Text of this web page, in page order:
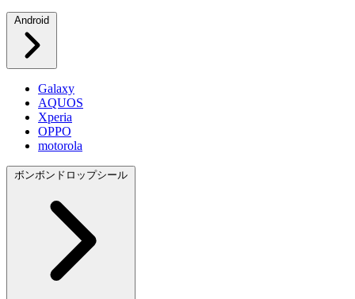
Android
Galaxy
AQUOS
Xperia
OPPO
motorola
ボンボンドロップシール